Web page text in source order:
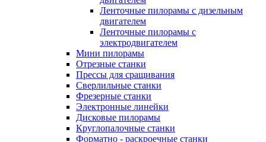
Ленточные пилорамы с дизельным
двигателем
Ленточные пилорамы с
электродвигателем
Мини пилорамы
Отрезные станки
Прессы для сращивания
Сверлильные станки
Фрезерные станки
Электронные линейки
Дисковые пилорамы
Круглопалочные станки
Форматно - раскроечные станки